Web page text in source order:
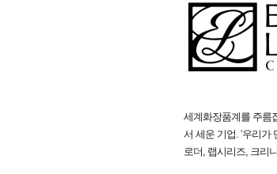
세계화장품계를 주름
서 세운 기업. ‘우리
로더, 랩시리즈, 크리